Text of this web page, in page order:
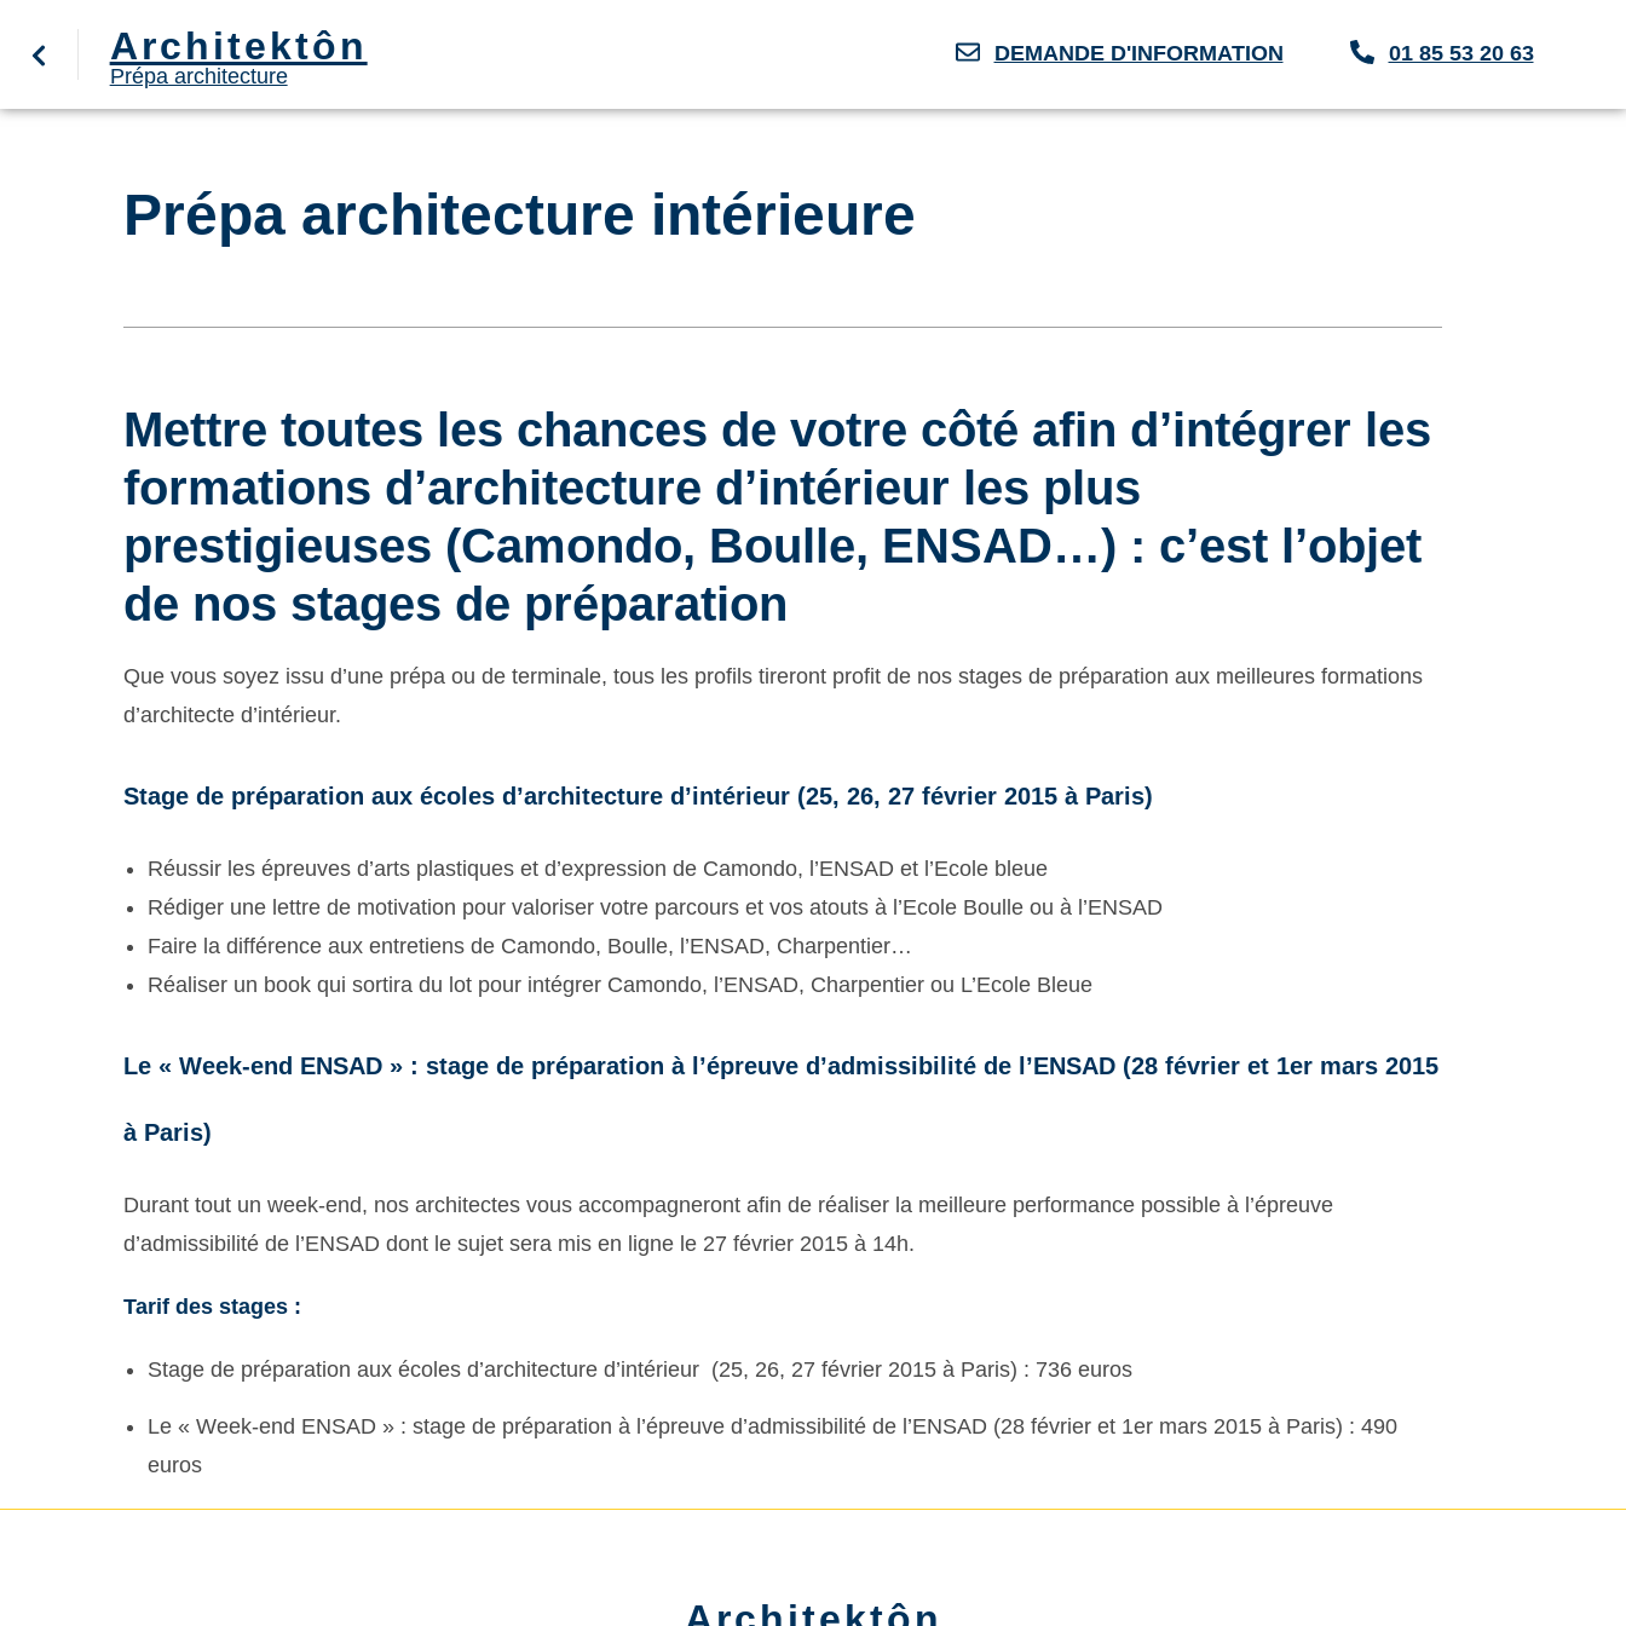
Architektôn
Prépa architecture
DEMANDE D'INFORMATION 01 85 53 20 63
Prépa architecture intérieure
Mettre toutes les chances de votre côté afin d’intégrer les
formations d’architecture d’intérieur les plus
prestigieuses (Camondo, Boulle, ENSAD…) : c’est l’objet
de nos stages de préparation
Que vous soyez issu d’une prépa ou de terminale, tous les profils tireront profit de nos stages de préparation aux meilleures formations
d’architecte d’intérieur.
Stage de préparation aux écoles d’architecture d’intérieur (25, 26, 27 février 2015 à Paris)
Réussir les épreuves d’arts plastiques et d’expression de Camondo, l’ENSAD et l’Ecole bleue
Rédiger une lettre de motivation pour valoriser votre parcours et vos atouts à l’Ecole Boulle ou à l’ENSAD
Faire la différence aux entretiens de Camondo, Boulle, l’ENSAD, Charpentier…
Réaliser un book qui sortira du lot pour intégrer Camondo, l’ENSAD, Charpentier ou L’Ecole Bleue
Le « Week-end ENSAD » : stage de préparation à l’épreuve d’admissibilité de l’ENSAD (28 février et 1er mars 2015
à Paris)
Durant tout un week-end, nos architectes vous accompagneront afin de réaliser la meilleure performance possible à l’épreuve
d’admissibilité de l’ENSAD dont le sujet sera mis en ligne le 27 février 2015 à 14h.
Tarif des stages :
Stage de préparation aux écoles d’architecture d’intérieur (25, 26, 27 février 2015 à Paris) : 736 euros
Le « Week-end ENSAD » : stage de préparation à l’épreuve d’admissibilité de l’ENSAD (28 février et 1er mars 2015 à Paris) : 490
euros